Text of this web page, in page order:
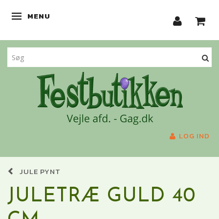
SKIFTE NAVIGATION
MENU
LOG IND
JULE PYNT
JULETRÆ GULD 40